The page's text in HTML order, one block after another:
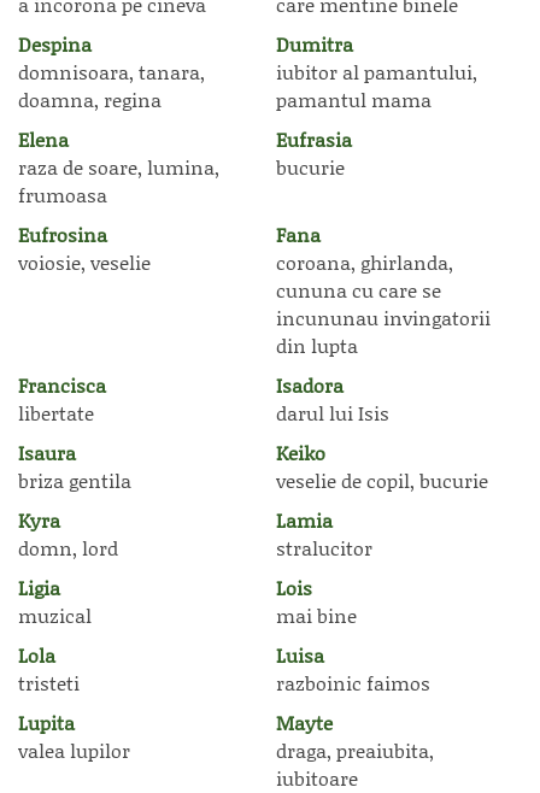
Despina
domnisoara, tanara,
doamna, regina
Dumitra
iubitor al pamantului,
pamantul mama
Elena
raza de soare, lumina,
frumoasa
Eufrasia
bucurie
Eufrosina
voiosie, veselie
Fana
coroana, ghirlanda,
cununa cu care se
incununau invingatorii
din lupta
Francisca
libertate
Isadora
darul lui Isis
Isaura
briza gentila
Keiko
veselie de copil, bucurie
Kyra
domn, lord
Lamia
stralucitor
Ligia
muzical
Lois
mai bine
Lola
tristeti
Luisa
razboinic faimos
Lupita
valea lupilor
Mayte
draga, preaiubita,
iubitoare